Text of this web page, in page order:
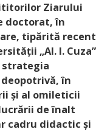
Ziarului
doctorat, în
tipărită recent
„Al. I. Cuza”
strategia
în
și al omileticii
de înalt
cadru didactic și